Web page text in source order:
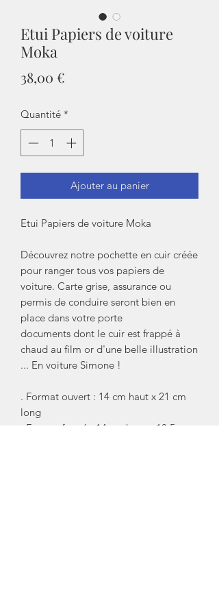
Etui Papiers de voiture
Moka
38,00 €
Quantité *
Ajouter au panier
Etui Papiers de voiture Moka
Découvrez notre pochette en cuir créée
pour ranger tous vos papiers de
voiture. Carte grise, assurance ou
permis de conduire seront bien en
place dans votre porte
documents dont le cuir est frappé à
chaud au film or d'une belle illustration
... En voiture Simone !
. Format ouvert : 14 cm haut x 21 cm
long
. Format fermé : 14 cm haut x 10,5 cm